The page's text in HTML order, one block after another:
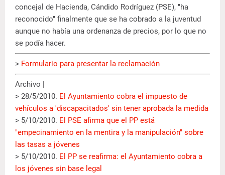
concejal de Hacienda, Cándido Rodríguez (PSE), "ha
reconocido" finalmente que se ha cobrado a la juventud
aunque no había una ordenanza de precios, por lo que no
se podía hacer.
> Formulario para presentar la reclamación
Archivo |
> 28/5/2010. El Ayuntamiento cobra el impuesto de
vehículos a 'discapacitados' sin tener aprobada la medida
> 5/10/2010. El PSE afirma que el PP está
"empecinamiento en la mentira y la manipulación" sobre
las tasas a jóvenes
> 5/10/2010. El PP se reafirma: el Ayuntamiento cobra a
los jóvenes sin base legal